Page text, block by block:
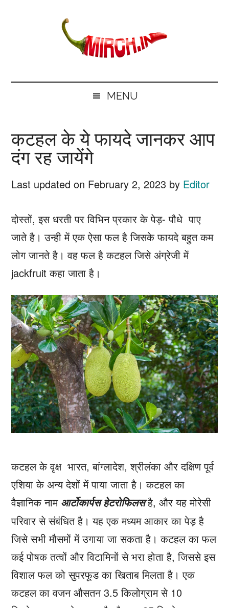
mirch.in
Hindi
MENU
कटहल के ये फायदे जानकर आप
दंग रह जायेंगे
Last updated on February 2, 2023 by Editor
दोस्तों, इस धरती पर विभिन प्रकार के पेड़- पौधे पाए
जाते है। उन्ही में एक ऐसा फल है जिसके फायदे बहुत कम
लोग जानते है। वह फल है कटहल जिसे अंग्रेजी में
jackfruit कहा जाता है।
कटहल के वृक्ष भारत, बांग्लादेश, श्रीलंका और दक्षिण पूर्व
एशिया के अन्य देशों में पाया जाता है। कटहल का
वैज्ञानिक नाम आर्टोकार्पस हेटरोफिलसहै, और यह मोरेसी
परिवार से संबंधित है। यह एक मध्यम आकार का पेड़ है
जिसे सभी मौसमों में उगाया जा सकता है। कटहल का फल
कई पोषक तत्वों और विटामिनों से भरा होता है, जिससे इस
विशाल फल को सुपरफूड का खिताब मिलता है। एक
कटहल का वजन औसतन 3.5 किलोग्राम से 10